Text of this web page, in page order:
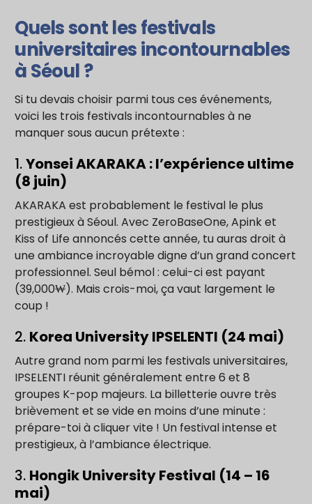
Quels sont les festivals
universitaires incontournables
à Séoul ?
Si tu devais choisir parmi tous ces événements,
voici les trois festivals incontournables à ne
manquer sous aucun prétexte :
1.Yonsei AKARAKA : l’expérience ultime
(8 juin)
AKARAKA est probablement le festival le plus
prestigieux à Séoul. Avec ZeroBaseOne, Apink et
Kiss of Life annoncés cette année, tu auras droit à
une ambiance incroyable digne d’un grand concert
professionnel. Seul bémol : celui-ci est payant
(39,000₩). Mais crois-moi, ça vaut largement le
coup !
2. Korea University IPSELENTI (24 mai)
Autre grand nom parmi les festivals universitaires,
IPSELENTI réunit généralement entre 6 et 8
groupes K-pop majeurs. La billetterie ouvre très
brièvement et se vide en moins d’une minute :
prépare-toi à cliquer vite ! Un festival intense et
prestigieux, à l’ambiance électrique.
3. Hongik University Festival (14 – 16
mai)